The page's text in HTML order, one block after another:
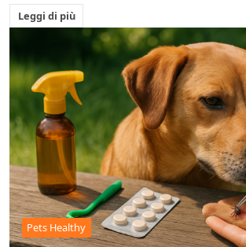
Leggi di più
Pets Healthy